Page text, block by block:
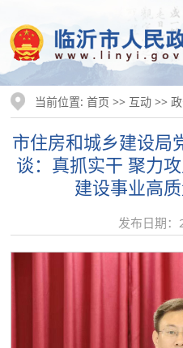
当前位置:首页 >> 互动 >>
市住房和城乡建设局
谈：真抓实干 聚力
建设事业高
发布日期